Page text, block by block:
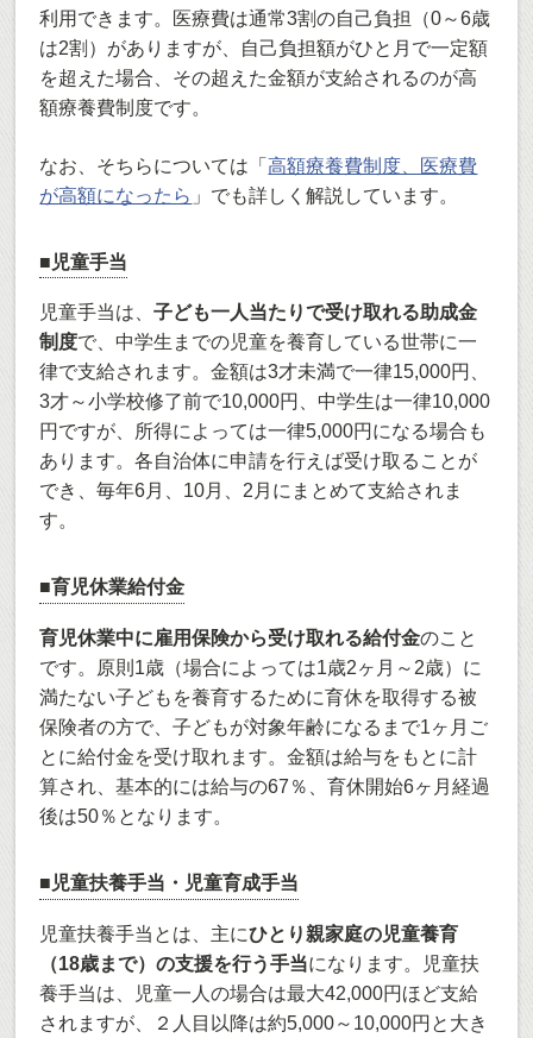
利用できます。医療費は通常3割の自己負担（0～6歳
は2割）がありますが、自己負担額がひと月で一定額
を超えた場合、その超えた金額が支給されるのが高
額療養費制度です。
なお、そちらについては「高額療養費制度、医療費
が高額になったら 」でも詳しく解説しています。
■児童手当
児童手当は、子ども一人当たりで受け取れる助成金
制度で、中学生までの児童を養育している世帯に一
律で支給されます。金額は3才未満で一律15,000円、
3才～小学校修了前で10,000円、中学生は一律10,000
円ですが、所得によっては一律5,000円になる場合も
あります。各自治体に申請を行えば受け取ることが
でき、毎年6月、10月、2月にまとめて支給されま
す。
■育児休業給付金
育児休業中に雇用保険から受け取れる給付金のこと
です。原則1歳（場合によっては1歳2ヶ月～2歳）に
満たない子どもを養育するために育休を取得する被
保険者の方で、子どもが対象年齢になるまで1ヶ月ご
とに給付金を受け取れます。金額は給与をもとに計
算され、基本的には給与の67％、育休開始6ヶ月経過
後は50％となります。
■児童扶養手当・児童育成手当
児童扶養手当とは、主にひとり親家庭の児童養育
（18歳まで）の支援を行う手当になります。児童扶
養手当は、児童一人の場合は最大42,000円ほど支給
されますが、２人目以降は約5,000～10,000円と大き